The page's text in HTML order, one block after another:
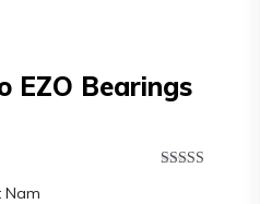
EZO Bearings
Nam